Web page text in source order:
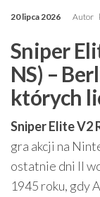
20 lipca 2026 Autor
Sniper
NS) –
których
Sniper Elite V2
gra akcji na
ostatnie dni II
1945 roku, gdy